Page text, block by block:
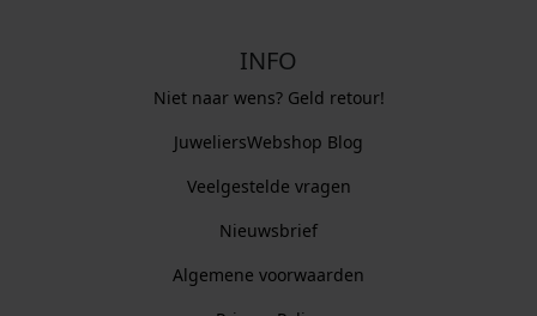
INFO
Niet naar wens? Geld retour!
JuweliersWebshop Blog
Veelgestelde vragen
Nieuwsbrief
Algemene voorwaarden